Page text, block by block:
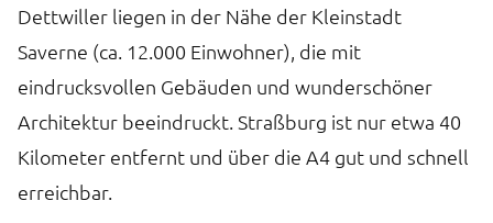
Dettwiller liegen in der Nähe der Kleinstadt
Saverne (ca. 12.000 Einwohner), die mit
eindrucksvollen Gebäuden und wunderschöner
Architektur beeindruckt. Straßburg ist nur etwa 40
Kilometer entfernt und über die A4 gut und schnell
erreichbar.